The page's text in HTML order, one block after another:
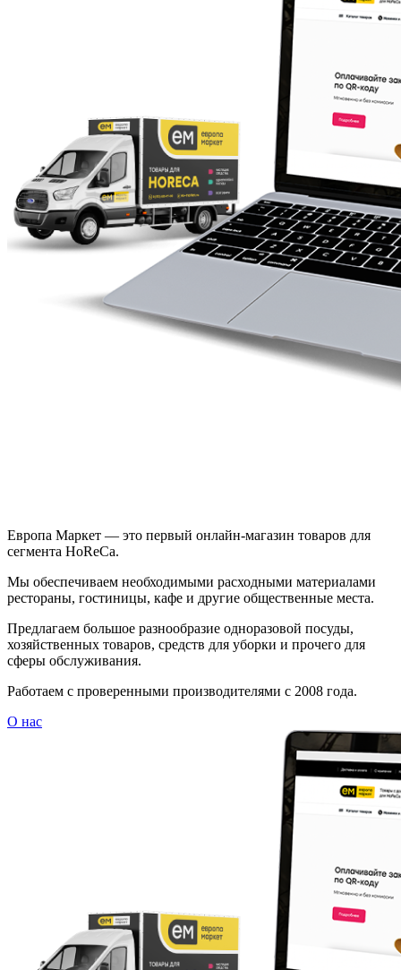
Европа Маркет — это первый онлайн-магазин товаров для
сегмента HoReCa.
Мы обеспечиваем необходимыми расходными материалами
рестораны, гостиницы, кафе и другие общественные места.
Предлагаем большое разнообразие одноразовой посуды,
хозяйственных товаров, средств для уборки и прочего для
сферы обслуживания.
Работаем с проверенными производителями с 2008 года.
О нас